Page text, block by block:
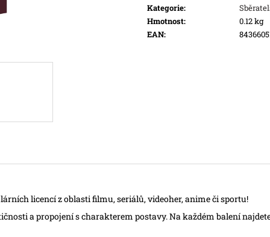
Kategorie:
Hmotnost:
0.12 kg
EAN:
licencí z oblasti filmu, seriálů, videoher, anime či sportu!
a propojení s charakterem postavy. Na každém balení